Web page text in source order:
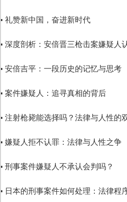
▪ 礼赞新中国，奋进新时代
▪ 深度剖析：安倍晋三枪击案嫌疑人
▪ 安倍吉平：一段历史的记忆与思考
▪ 案件嫌疑人：追寻真相的背后
▪ 注射枪毙能选择吗？法律与人性的
▪ 嫌疑人拒不认罪：法律与人性之争
▪ 刑事案件嫌疑人不承认会判吗？
▪ 日本的刑事案件如何处理：法律程